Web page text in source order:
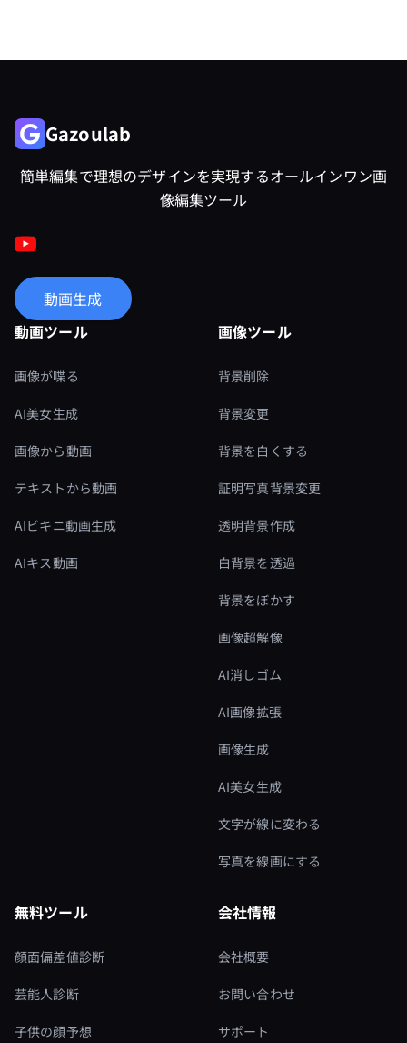
Gazoulab
簡単編集で理想のデザインを実現するオールインワン画
像編集ツール
動画生成
動画ツール
画像が喋る
AI美女生成
画像から動画
テキストから動画
AIビキニ動画生成
AIキス動画
画像ツール
背景削除
背景変更
背景を白くする
証明写真背景変更
透明背景作成
白背景を透過
背景をぼかす
画像超解像
AI消しゴム
AI画像拡張
画像生成
AI美女生成
文字が線に変わる
写真を線画にする
無料ツール
顔面偏差値診断
芸能人診断
子供の顔予想
会社情報
会社概要
お問い合わせ
サポート